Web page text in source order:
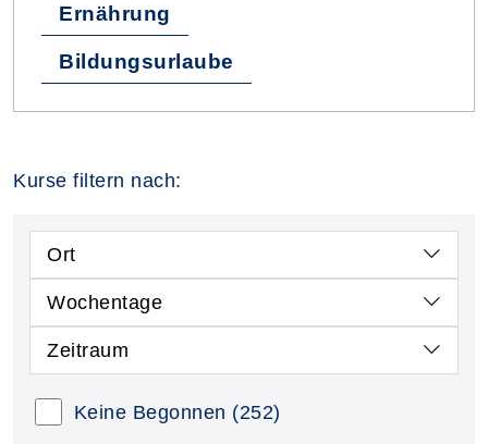
Ernährung
Bildungsurlaube
Kurse filtern nach:
Ort
Wochentage
Zeitraum
Keine Begonnen (252)